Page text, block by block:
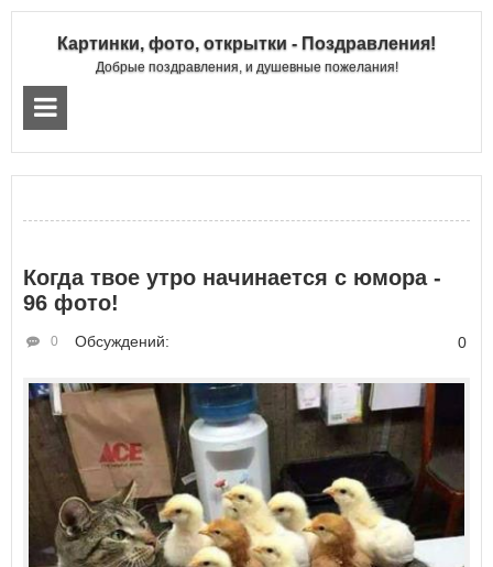
Картинки, фото, открытки - Поздравления!
Добрые поздравления, и душевные пожелания!
Когда твое утро начинается с юмора -
96 фото!
Обсуждений:
0 0